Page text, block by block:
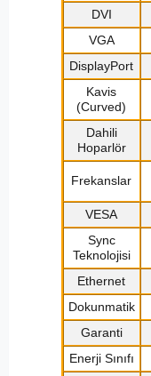
DVI
VGA
DisplayPort
Kavis
(Curved)
Dahili
Hoparlör
Frekanslar
VESA
Sync
Teknolojisi
Ethernet
Dokunmatik
Garanti
Enerji Sınıfı